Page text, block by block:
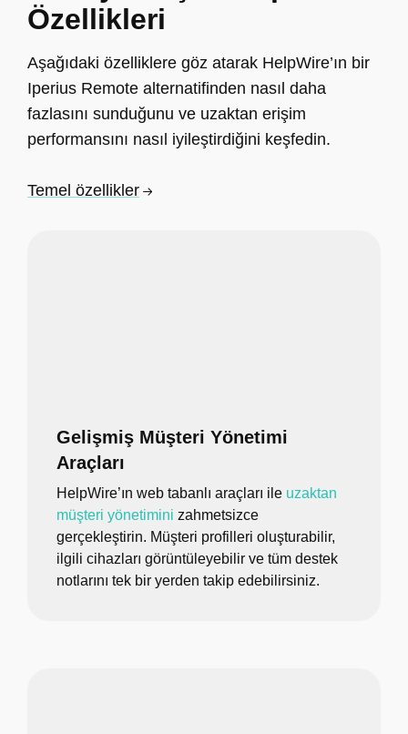
Özellikleri
Aşağıdaki özelliklere göz atarak HelpWire’ın bir
Iperius Remote alternatifinden nasıl daha
fazlasını sunduğunu ve uzaktan erişim
performansını nasıl iyileştirdiğini keşfedin.
Temel özellikler
Gelişmiş Müşteri Yönetimi
Araçları
HelpWire’ın web tabanlı araçları ile uzaktan
müşteri yönetimini zahmetsizce
gerçekleştirin. Müşteri profilleri oluşturabilir,
ilgili cihazları görüntüleyebilir ve tüm destek
notlarını tek bir yerden takip edebilirsiniz.